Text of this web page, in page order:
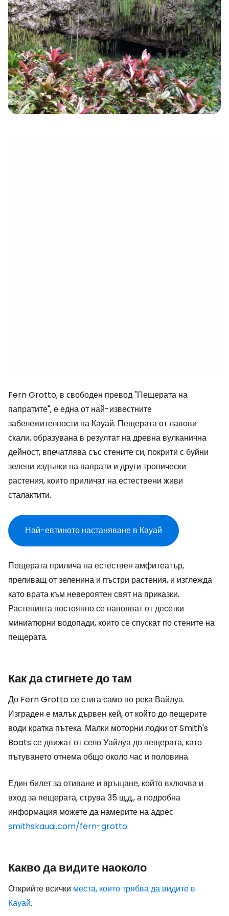
Fern Grotto, в свободен превод "Пещерата на
папратите", е една от най-известните
забележителности на Кауай. Пещерата от лавови
скали, образувана в резултат на древна вулканична
дейност, впечатлява със стените си, покрити с буйни
зелени издънки на папрати и други тропически
растения, които приличат на естествени живи
сталактити.
Най-евтиното настаняване в Кауай
Пещерата прилича на естествен амфитеатър,
преливащ от зеленина и пъстри растения, и изглежда
като врата към невероятен свят на приказки.
Растенията постоянно се напояват от десетки
миниатюрни водопади, които се спускат по стените на
пещерата.
Как да стигнете до там
До Fern Grotto се стига само по река Вайлуа.
Изграден е малък дървен кей, от който до пещерите
води кратка пътека. Малки моторни лодки от Smith's
Boats се движат от село Уайлуа до пещерата, като
пътуването отнема общо около час и половина.
Един билет за отиване и връщане, който включва и
вход за пещерата, струва 35 щ.д., а подробна
информация можете да намерите на адрес
smithskauai.com/fern-grotto.
Какво да видите наоколо
Открийте всички места, които трябва да видите в
Кауай.